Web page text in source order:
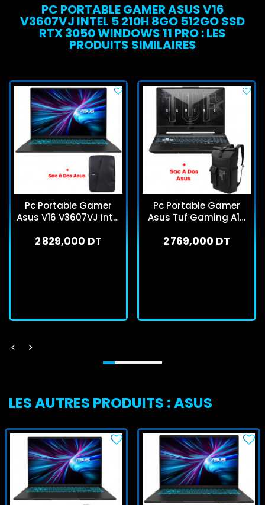
PC PORTABLE GAMER ASUS V16
V3607VJ INTEL 5 210H 8GO 512GO SSD
RTX 3050 WINDOWS 11 PRO : LES
PRODUITS SIMILAIRES
Pc Portable Gamer
Asus V16 V3607VJ Intel
RTX 3050 Windows 11
2 829,000 DT
Pc Portable Gamer
Asus Tuf Gaming A15
512Go SSD Windows 11
2 769,000 DT
LES AUTRES PRODUITS : ASUS